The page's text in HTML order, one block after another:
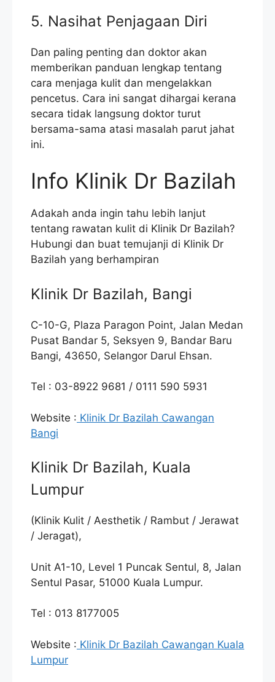
5. Nasihat Penjagaan Diri
Dan paling penting dan doktor akan
memberikan panduan lengkap tentang
cara menjaga kulit dan mengelakkan
pencetus. Cara ini sangat dihargai kerana
secara tidak langsung doktor turut
bersama-sama atasi masalah parut jahat
ini.
Info Klinik Dr Bazilah
Adakah anda ingin tahu lebih lanjut
tentang rawatan kulit di Klinik Dr Bazilah?
Hubungi dan buat temujanji di Klinik Dr
Bazilah yang berhampiran
Klinik Dr Bazilah, Bangi
C-10-G, Plaza Paragon Point, Jalan Medan
Pusat Bandar 5, Seksyen 9, Bandar Baru
Bangi, 43650, Selangor Darul Ehsan.
Tel : 03-8922 9681 / 0111 590 5931
Website : Klinik Dr Bazilah Cawangan
Bangi
Klinik Dr Bazilah, Kuala
Lumpur
(Klinik Kulit / Aesthetik / Rambut / Jerawat
/ Jeragat),
Unit A1-10, Level 1 Puncak Sentul, 8, Jalan
Sentul Pasar, 51000 Kuala Lumpur.
Tel : 013 8177005
Website : Klinik Dr Bazilah Cawangan Kuala
Lumpur